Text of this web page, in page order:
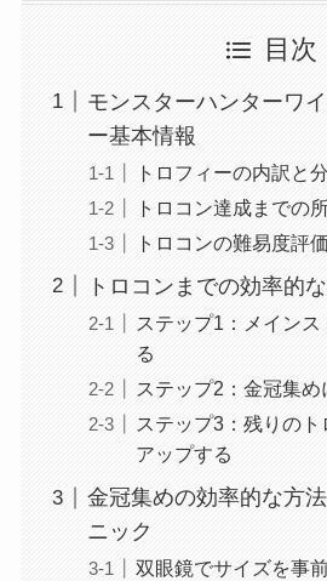
目次
モンスターハンターワ
ー基本情報
トロフィーの内訳と
トロコン達成までの
トロコンの難易度評価
トロコンまでの効率的
ステップ1：メイン
る
ステップ2：金冠集め
ステップ3：残りの
アップする
金冠集めの効率的な方
ニック
双眼鏡でサイズを事